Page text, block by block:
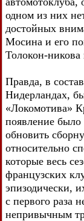
одном из них
достойных
Мосина и его
Толокон-
Правда, в
Нидерландах,
«Локомотива»
появление было
обновить
относительно
которые весь
французских
эпизодически,
с первого раза
непривычным